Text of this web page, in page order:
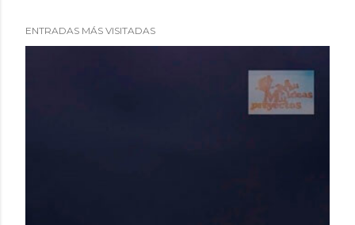
ENTRADAS MÁS VISITADAS